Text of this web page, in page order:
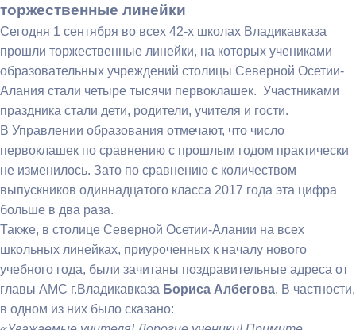
торжественные линейки
Сегодня 1 сентября во всех 42-х школах Владикавказа
прошли торжественные линейки, на которых учениками
образовательных учреждений столицы Северной Осетии-
Алания стали четыре тысячи первоклашек. Участниками
праздника стали дети, родители, учителя и гости.
В Управлении образования отмечают, что число
первоклашек по сравнению с прошлым годом практически
не изменилось. Зато по сравнению с количеством
выпускников одиннадцатого класса 2017 года эта цифра
больше в два раза.
Также, в столице Северной Осетии-Алании на всех
школьных линейках, приуроченных к началу нового
учебного года, были зачитаны поздравительные адреса от
главы АМС г.Владикавказа Бориса Албегова. В частности,
в одном из них было сказано: